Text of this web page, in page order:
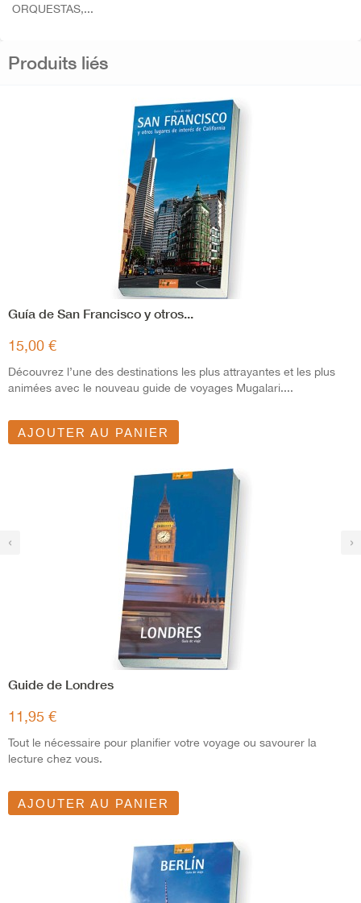
ORQUESTAS,...
Produits liés
‹ ›
Guía de San Francisco y otros...
15,00 €
Découvrez l’une des destinations les plus attrayantes et les plus
animées avec le nouveau guide de voyages Mugalari....
AJOUTER AU PANIER
Guide de Londres
11,95 €
Tout le nécessaire pour planifier votre voyage ou savourer la
lecture chez vous.
AJOUTER AU PANIER